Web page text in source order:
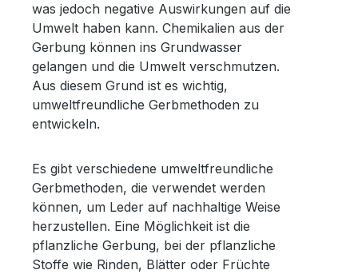
was jedoch negative Auswirkungen auf die
Umwelt haben kann. Chemikalien aus der
Gerbung können ins Grundwasser
gelangen und die Umwelt verschmutzen.
Aus diesem Grund ist es wichtig,
umweltfreundliche Gerbmethoden zu
entwickeln.
Es gibt verschiedene umweltfreundliche
Gerbmethoden, die verwendet werden
können, um Leder auf nachhaltige Weise
herzustellen. Eine Möglichkeit ist die
pflanzliche Gerbung, bei der pflanzliche
Stoffe wie Rinden, Blätter oder Früchte